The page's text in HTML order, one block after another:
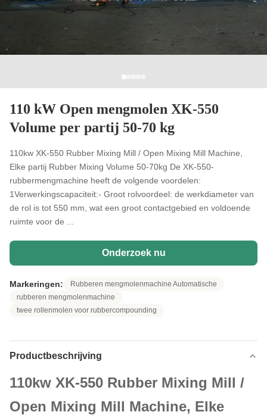
110 kW Open mengmolen XK-550
Volume per partij 50-70 kg
110kw XK-550 Rubber Mixing Mill / Open Mixing Mill Machine,
Elke partij Rubber Mixing Volume 50-70kg De XK-550-
rubbermengmachine heeft de volgende voordelen:
1Verwerkingscapaciteit:- Groot rolvoordeel: de werkdiameter van
de rol is tot 550 mm, wat een groot contactgebied en voldoende
ruimte voor de ...
Onderzoek nu
Markeringen:
Rubberen mengmolenmachine Automatische
rubberen mengmolenmachine
twee rollenmolen voor rubbercompounding
Productbeschrijving
110kw XK-550 Rubber Mixing Mill /
Open Mixing Mill Machine, Elke